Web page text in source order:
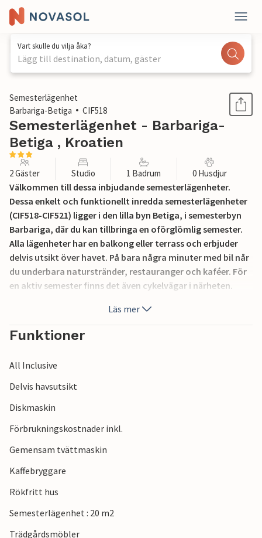
Vart skulle du vilja åka?
Lägg till destination, datum, gäster
1 / 17
Semesterlägenhet
Barbariga-Betiga
CIF518
Semesterlägenhet - Barbariga-
Betiga , Kroatien
2 Gäster Studio 1 Badrum 0 Husdjur
Välkommen till dessa inbjudande semesterlägenheter.
Dessa enkelt och funktionellt inredda semesterlägenheter
(CIF518-CIF521) ligger i den lilla byn Betiga, i semesterbyn
Barbariga, där du kan tillbringa en oförglömlig semester.
Alla lägenheter har en balkong eller terrass och erbjuder
delvis utsikt över havet. På bara några minuter med bil når
du underbara naturstränder, restauranger och kaféer. För
en aktiv semester finns det även cykelvägar i närheten.
ta en båttur till ön Brijuni.Läs mer
Funktioner
All Inclusive
Delvis havsutsikt
Diskmaskin
Förbrukningskostnader inkl.
Gemensam tvättmaskin
Kaffebryggare
Rökfritt hus
Semesterlägenhet : 20 m2
Trädgårdsmöbler